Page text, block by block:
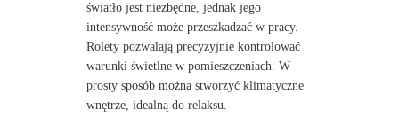
światło jest niezbędne, jednak jego
intensywność może przeszkadzać w pracy.
Rolety pozwalają precyzyjnie kontrolować
warunki świetlne w pomieszczeniach. W
prosty sposób można stworzyć klimatyczne
wnętrze, idealną do relaksu.